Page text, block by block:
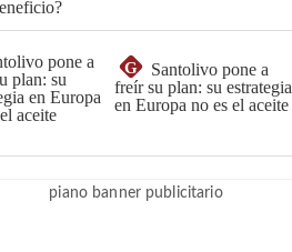
G
Santolivo pone a
freír su plan: su estrategia
en Europa no es el aceite